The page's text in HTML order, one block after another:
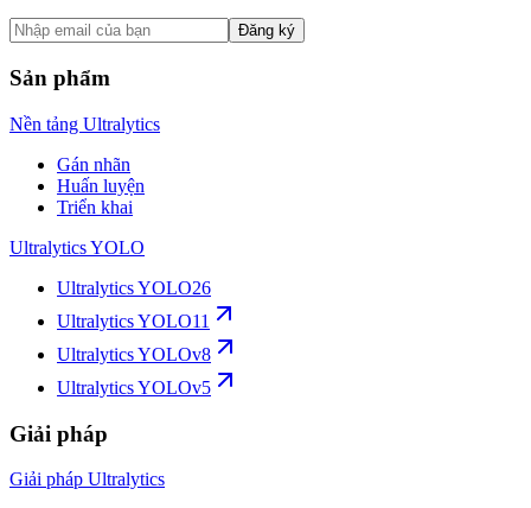
Đăng ký
Sản phẩm
Nền tảng Ultralytics
Gán nhãn
Huấn luyện
Triển khai
Ultralytics YOLO
Ultralytics YOLO26
Ultralytics YOLO11
Ultralytics YOLOv8
Ultralytics YOLOv5
Giải pháp
Giải pháp Ultralytics